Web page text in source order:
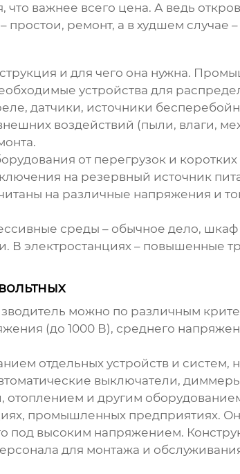
важнее всего цена. А ведь
ремонт, а в худшем случае
и для чего она нужна.
устройства для
датчики, источники
воздействий (пыли, влаги,
от перегрузок и
на резервный источник
на различные напряжения и
среды – обычное дело,
В электростанциях – повышенные
можно по различным
(до 1000 В), среднего
отдельных устройств и систем,
выключатели,
и другим
промышленных предприятиях.
под высоким напряжением.
для монтажа и